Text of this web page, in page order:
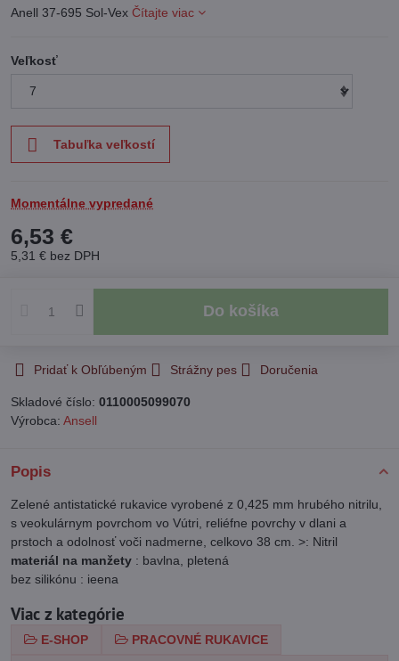
Anell 37-695 Sol-Vex Čítajte viac
Veľkosť
Tabuľka veľkostí
Momentálne vypredané
6,53 €
5,31 € bez DPH
Do košíka
Pridať k Obľúbeným Strážny pes Doručenia
Skladové číslo: 0110005099070
Výrobca: Ansell
Popis
Zelené antistatické rukavice vyrobené z 0,425 mm hrubého nitrilu,
s veokulárnym povrchom vo Vútri, reliéfne povrchy v dlani a
prstoch a odolnosť voči nadmerne, celkovo 38 cm. >: Nitril
materiál na manžety : bavlna, pletená
bez silikónu : ieena
Viac z kategórie
E-SHOP PRACOVNÉ RUKAVICE